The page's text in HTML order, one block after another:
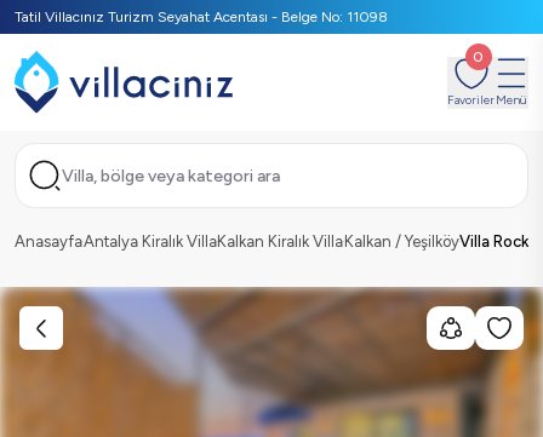
Tatil Villacınız Turizm Seyahat Acentası - Belge No: 11098
0
FavorilerMenü
Villa, bölge veya kategori ara
AnasayfaAntalya Kiralık VillaKalkan Kiralık VillaKalkan / YeşilköyVilla Rock